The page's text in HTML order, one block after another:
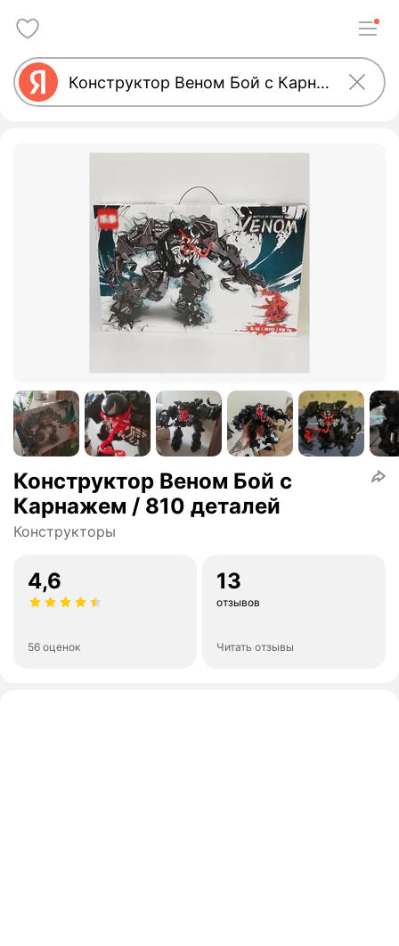
Конструктор Веном Бой с
Карнажем / 810 деталей
Конструкторы
4,6
56 оценок
13
отзывов
Читать отзывы